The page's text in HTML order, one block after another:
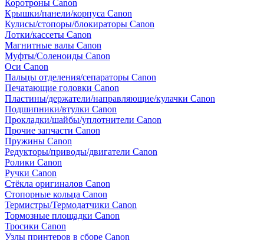
Коротроны Canon
Крышки/панели/корпуса Canon
Кулисы/стопоры/блокираторы Canon
Лотки/кассеты Canon
Магнитные валы Canon
Муфты/Соленоиды Canon
Оси Canon
Пальцы отделения/сепараторы Canon
Печатающие головки Canon
Пластины/держатели/направляющие/кулачки Canon
Подшипники/втулки Canon
Прокладки/шайбы/уплотнители Canon
Прочие запчасти Canon
Пружины Canon
Редукторы/приводы/двигатели Canon
Ролики Canon
Ручки Canon
Стёкла оригиналов Canon
Стопорные кольца Canon
Термистры/Термодатчики Canon
Тормозные площадки Canon
Тросики Canon
Узлы принтеров в сборе Canon